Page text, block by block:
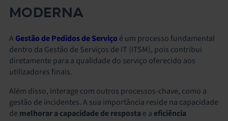
MODERNA
AGestão de Pedidos de Serviço é um processo fundamental
dentro da Gestão de Serviços de IT (ITSM), pois contribui
diretamente para a qualidade do serviço oferecido aos
utilizadores finais.
Além disso, interage com outros processos-chave, como a
gestão de incidentes. A sua importância reside na capacidade
de melhorar a capacidade de respostae a eficiência